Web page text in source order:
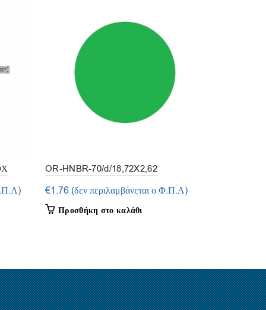
OR-HNBR-70/d/18,72X2,62
(συσκευασία 5τεμ.)
€1.76 (δεν περιλαμβάνεται ο Φ.Π.Α)
Προσθήκη στο καλάθι